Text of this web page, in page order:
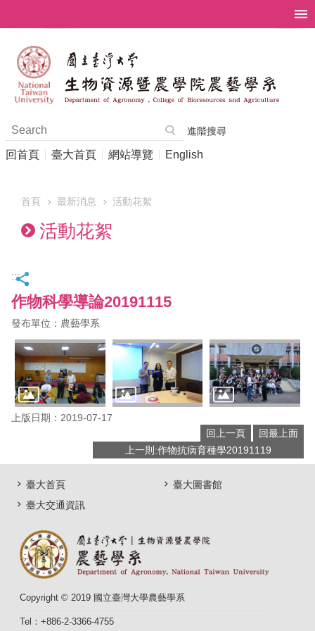
進階搜尋
回首頁 臺大首頁 網站導覽 English
首頁 最新消息 活動花絮
活動花絮
:::
作物科學導論20191115
發布單位：農藝學系
上版日期：2019-07-17
回上一頁
回最上面
上一則:作物抗病育種學20191119
臺大首頁
臺大圖書館
臺大交通資訊
Copyright © 2019 國立臺灣大學農藝學系
Tel：+886-2-3366-4755